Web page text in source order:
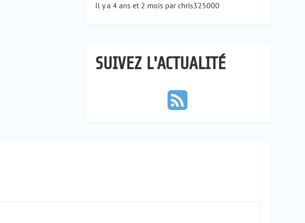
Il y a 4 ans et 2 mois par chris325000
SUIVEZ L'ACTUALITÉ